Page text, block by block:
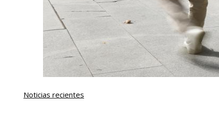
Noticias recientes